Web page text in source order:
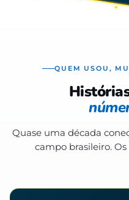
QUEM USOU,
Quase uma década
campo brasileiro.